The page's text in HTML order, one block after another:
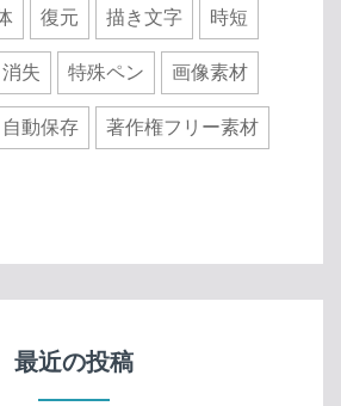
復元 描き文字 時短
消失 特殊ペン 画像素材
自動保存 著作権フリー素材
最近の投稿